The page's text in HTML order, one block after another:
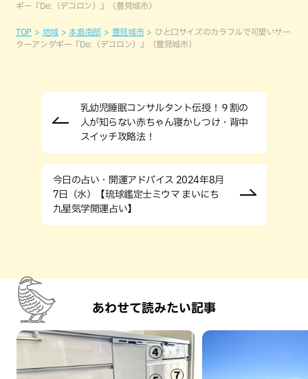
ギー『De:（デコロン）』（豊見城市）
TOP 地域 本島南部 豊見城市
ひと口サイズのカラフルで可愛いサー
ターアンダギー『De:（デコロン）』（豊見城市）
乳幼児睡眠コンサルタント伝授！９割の
人が知らない赤ちゃん寝かしつけ・背中
スイッチ攻略法！
今日の占い・開運アドバイス 2024年8月
7日（水）【琉球鑑定士ミウマ まいにち
九星気学開運占い】
あわせて読みたい記事